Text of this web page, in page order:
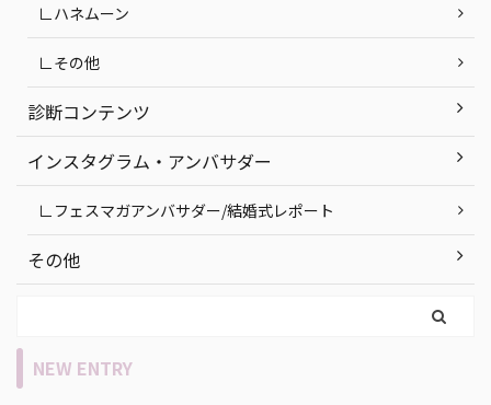
∟ハネムーン
∟その他
診断コンテンツ
インスタグラム・アンバサダー
∟フェスマガアンバサダー/結婚式レポート
その他
NEW ENTRY